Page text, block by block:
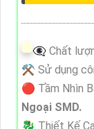
👁️‍🗨 Chất
⚒ Sử dụng
🔴 Tầm Nhìn
Ngoại SMD.
🐉️ Thiết Kế